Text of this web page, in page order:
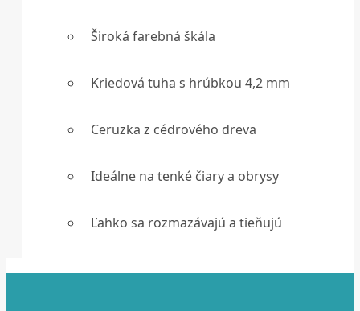
Široká farebná škála
Kriedová tuha s hrúbkou 4,2 mm
Ceruzka z cédrového dreva
Ideálne na tenké čiary a obrysy
Ľahko sa rozmazávajú a tieňujú